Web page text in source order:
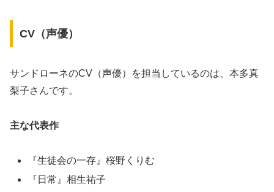
CV（声優）
サンドローネのCV（声優）を担当しているのは、本多真
梨子さんです。
主な代表作
『生徒会の一存』桜野くりむ
『日常』相生祐子